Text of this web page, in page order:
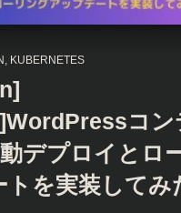
KUBERNETES
コン
デプロイとロ
トを実装してみ